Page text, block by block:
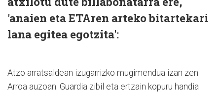
'anaien eta ETAren arteko bitartekari
lana egitea egotzita':
Atzo arratsaldean izugarrizko mugimendua izan zen
Arroa auzoan. Guardia zibil eta ertzain kopuru handia